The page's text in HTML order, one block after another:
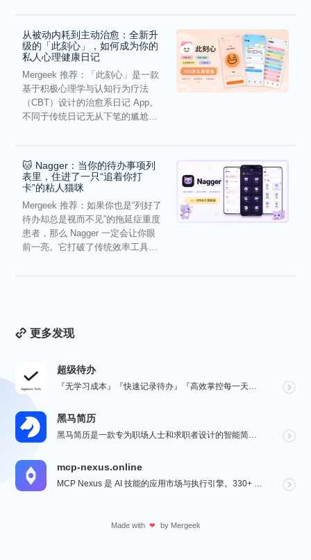
从被动内耗到主动治愈：全新升
级的「此刻心」，如何成为你的
私人心理健康日记
Mergeek 推荐：「此刻心」是一款
基于积极心理学与认知行为疗法
（CBT）设计的治愈系日记 App。
不同于传统日记无从下笔的尴尬，
🐱 Nagger：当你的待办事项列
表里，住进了一只“追着你打
卡”的粘人猫咪
Mergeek 推荐：如果你也是“列好了
待办却总是视而不见”的拖延症重度
患者，那么 Nagger 一定会让你眼
前一亮。它打破了传统效率工具冰
更多发现
超级待办
『无学习成本』『快速记录待办』『高效掌控每一天』『桌面小组件交互』『自动数据同步备份』
黑马简历
黑马简历是一款专为职场人士和求职者设计的智能简历助手，旨在帮助用户快速打造专业、高效的求职简历。通过...
mcp-nexus.online
MCP Nexus 是 AI 技能的应用市场与执行引擎。330+ 即装即用技能（财务对账、合同审查、...
Made with ❤ by Mergeek